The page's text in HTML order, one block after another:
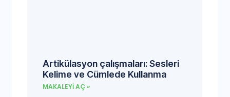
Artikülasyon çalışmaları: Sesleri
Kelime ve Cümlede Kullanma
MAKALEYI AÇ »